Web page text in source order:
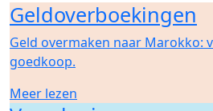
Geldoverboekingen
Geld overmaken naar Marokko:
goedkoop.
Meer lezen